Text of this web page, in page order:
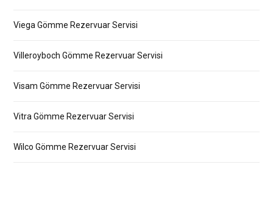
Viega Gömme Rezervuar Servisi
Villeroyboch Gömme Rezervuar Servisi
Visam Gömme Rezervuar Servisi
Vitra Gömme Rezervuar Servisi
Wilco Gömme Rezervuar Servisi